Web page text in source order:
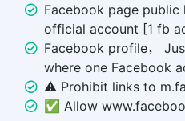
Facebook page public
official account [1 fb
Facebook profile，
where one Facebook
⚠️ Prohibit links to
✅ Allow